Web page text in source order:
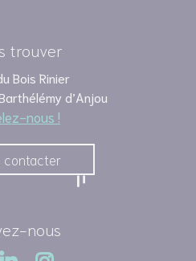
trouver
Bois Rinier
d’Anjou
nous !
contacter
nous